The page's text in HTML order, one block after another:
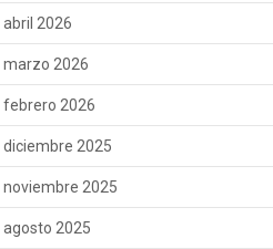
abril 2026
marzo 2026
febrero 2026
diciembre 2025
noviembre 2025
agosto 2025